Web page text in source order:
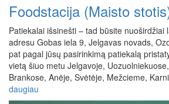
Foodstacija (Maisto
Patiekalai išsinešti – tad būsite nuoširdžiai
adresu Gobas iela 9, Jelgavas novads,
pat pagal jūsų pasirinkimą patiekalą
vietą šiuo metu Jelgavoje,
Brankose, Anėje, Svėtėje, Mežcieme,
daugiau